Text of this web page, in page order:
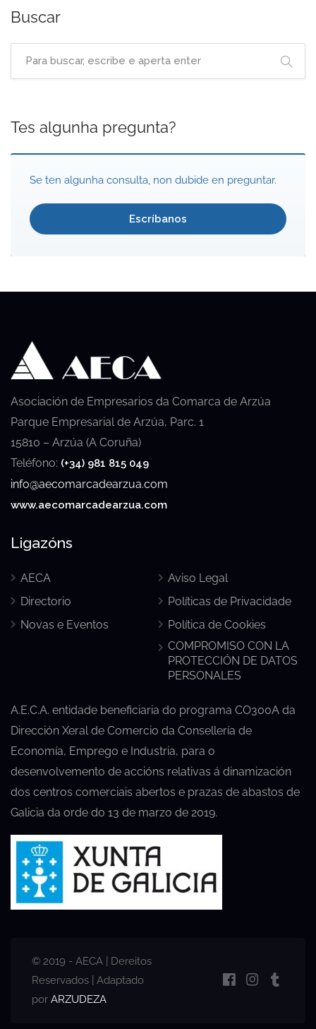
Buscar
Tes algunha pregunta?
Se ten algunha consulta, non dubide en preguntar.
Escríbanos
Asociación de Empresarios da Comarca de Arzúa
Parque Empresarial de Arzúa, Parc. 1
15810 – Arzúa (A Coruña)
Teléfono: (+34) 981 815 049
info@aecomarcadearzua.com
www.aecomarcadearzua.com
Ligazóns
AECA
Directorio
Novas e Eventos
Aviso Legal
Políticas de Privacidade
Política de Cookies
COMPROMISO CON LA
PROTECCIÓN DE DATOS
PERSONALES
A.E.C.A. entidade beneficiaria do programa CO300A da
Dirección Xeral de Comercio da Consellería de
Economía, Emprego e Industria, para o
desenvolvemento de accións relativas á dinamización
dos centros comerciais abertos e prazas de abastos de
Galicia da orde do 13 de marzo de 2019.
© 2019 - AECA | Dereitos
Reservados | Adaptado
por ARZUDEZA